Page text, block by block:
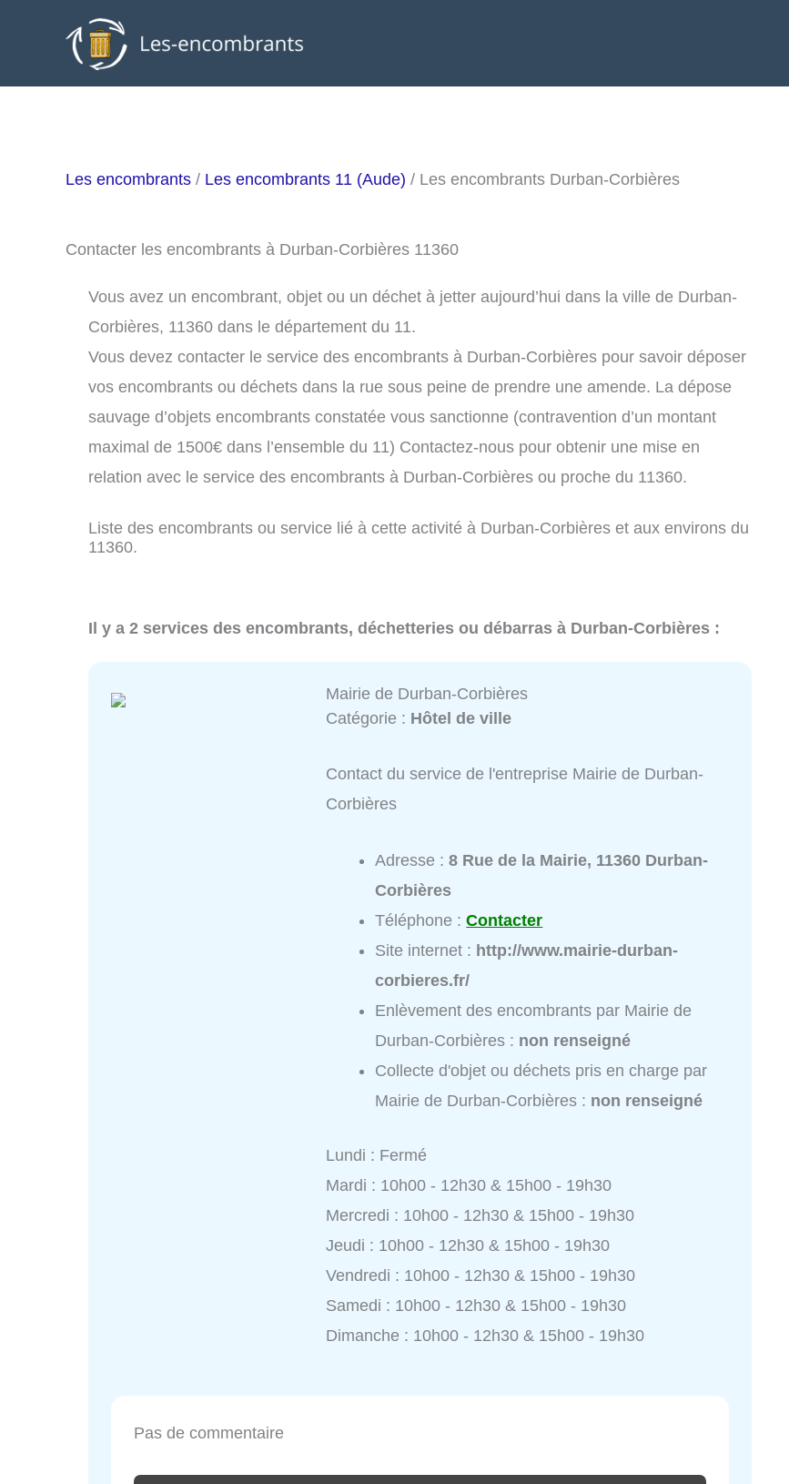
Les encombrants / Les encombrants 11 (Aude) / Les encombrants Durban-Corbières
Contacter les encombrants à Durban-Corbières 11360
Vous avez un encombrant, objet ou un déchet à jetter aujourd’hui dans la ville de Durban-
Corbières, 11360 dans le département du 11.
Vous devez contacter le service des encombrants à Durban-Corbières pour savoir déposer
vos encombrants ou déchets dans la rue sous peine de prendre une amende. La dépose
sauvage d’objets encombrants constatée vous sanctionne (contravention d’un montant
maximal de 1500€ dans l’ensemble du 11) Contactez-nous pour obtenir une mise en
relation avec le service des encombrants à Durban-Corbières ou proche du 11360.
Liste des encombrants ou service lié à cette activité à Durban-Corbières et aux environs du
11360.
Il y a 2 services des encombrants, déchetteries ou débarras à Durban-Corbières :
Mairie de Durban-Corbières
Catégorie : Hôtel de ville
Contact du service de l'entreprise Mairie de Durban-
Corbières
Adresse :8 Rue de la Mairie, 11360 Durban-
Corbières
Téléphone :Contacter
Site internet : http://www.mairie-durban-
corbieres.fr/
Enlèvement des encombrants par Mairie de
Durban-Corbières : non renseigné
Collecte d'objet ou déchets pris en charge par
Mairie de Durban-Corbières : non renseigné
Lundi : Fermé
Mardi : 10h00 - 12h30 & 15h00 - 19h30
Mercredi : 10h00 - 12h30 & 15h00 - 19h30
Jeudi : 10h00 - 12h30 & 15h00 - 19h30
Vendredi : 10h00 - 12h30 & 15h00 - 19h30
Samedi : 10h00 - 12h30 & 15h00 - 19h30
Dimanche : 10h00 - 12h30 & 15h00 - 19h30
Pas de commentaire